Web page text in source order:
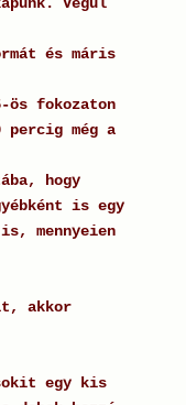
és máris
ös fokozaton
még a
hogy
is egy
mennyeien
akkor
egy kis